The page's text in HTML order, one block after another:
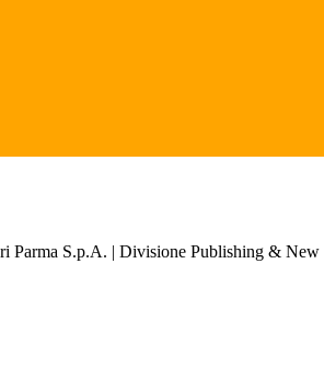
Parma S.p.A. | Divisione Publishing & New